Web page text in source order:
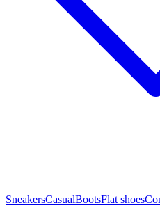
SneakersCasualBootsFlat shoes